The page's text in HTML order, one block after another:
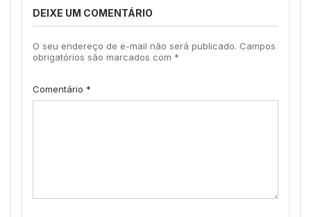
DEIXE UM COMENTÁRIO
O seu endereço de e-mail não será publicado. Campos
obrigatórios são marcados com *
Comentário *